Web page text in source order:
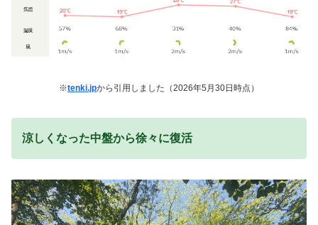
※tenki.jpから引用しました（2026年5月30日時点）
涼しくなった中盤から徐々に復活